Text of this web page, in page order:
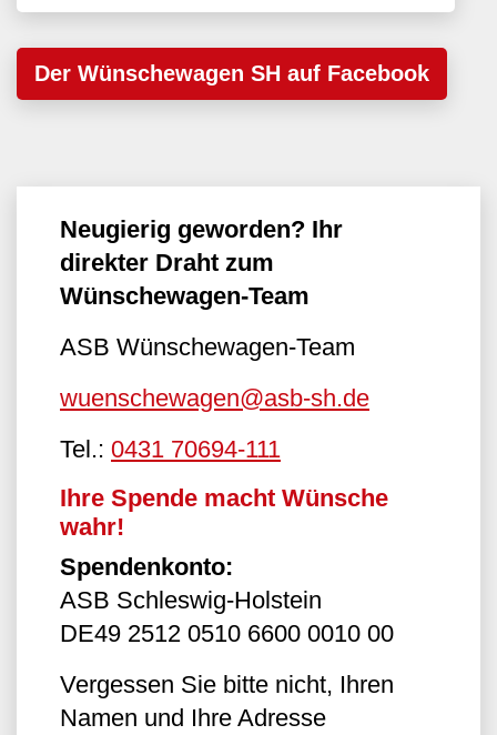
Der Wünschewagen SH auf Facebook
Neugierig geworden? Ihr
direkter Draht zum
Wünschewagen-Team
ASB Wünschewagen-Team
wuenschewagen@asb-sh.de
Tel.: 0431 70694-111
Ihre Spende macht Wünsche
wahr!
Spendenkonto:
ASB Schleswig-Holstein
DE49 2512 0510 6600 0010 00
Vergessen Sie bitte nicht, Ihren
Namen und Ihre Adresse